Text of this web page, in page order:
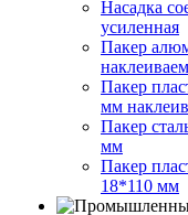
Насадка
усиленная
Пакер
Пакер
мм
Пакер
мм
Пакер
18*110 мм